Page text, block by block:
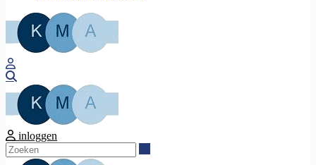
inloggen